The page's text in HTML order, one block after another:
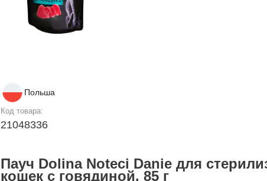
Польша
Код товара:
21048336
Пауч Dolina Noteci Danie для
кошек с говядиной, 85 г